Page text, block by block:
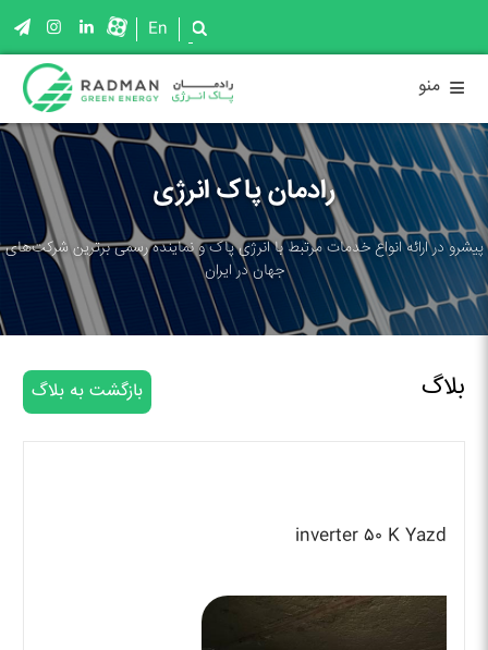
En
≡ منو
رادمان پاک انرژی
پیشرو در ارائه انواع خدمات مرتبط با انرژی پاک و نماینده رسمی برترین شرکت‌های
جهان در ایران
بلاگ بازگشت به بلاگ
inverter ۵۰ K Yazd